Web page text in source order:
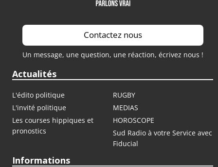
Contactez nous
Un message, une question, une réaction, écrivez nous !
Actualités
L'édito politique
RUGBY
L'invité politique
MEDIAS
Les courses hippiques et
pronostics
HOROSCOPE
Sud Radio à votre Service avec
Fiducial
Informations